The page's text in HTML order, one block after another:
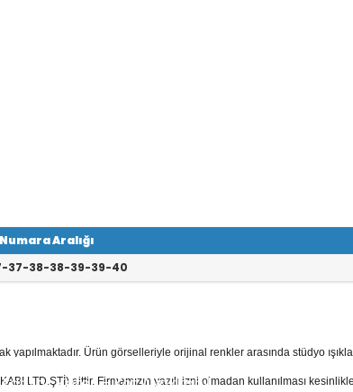
Numara Aralığı
37-38-38-39-39-40
kategorisinde; Stilettola
Keten - Kot Ayakkabıl
Ürün görselleriyle orijinal renkler arasında stüdyo
LTD.ŞTİ) aittir. Firmamızın yazılı izni olmadan kullanılması